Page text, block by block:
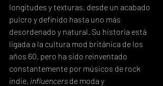
longitudes y texturas, desde un acabado
pulcro y definido hasta uno más
desordenado y natural. Su historia está
ligada a la cultura mod británica de los
años 60, pero ha sido reinventado
constantemente por músicos de rock
indie, influencers de moda y